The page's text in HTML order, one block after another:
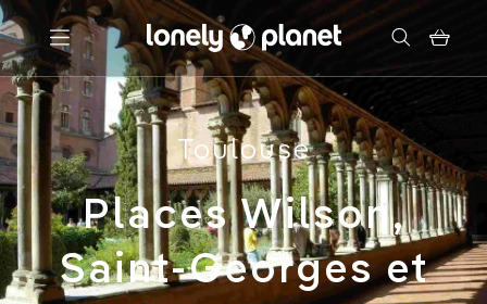
Menu
Votre recherche
Toulouse
Places Wilson,
Saint-Georges et